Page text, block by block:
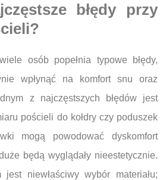
błędy przy
osób popełnia typowe błędy,
wpłynąć na komfort snu oraz
z najczęstszych błędów jest
pościeli do kołdry czy poduszek
mogą powodować dyskomfort
będą wyglądały nieestetycznie.
jest niewłaściwy wybór materiału;